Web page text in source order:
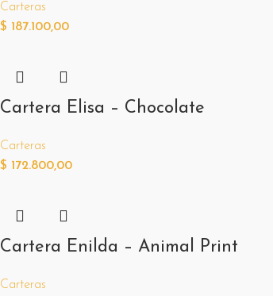
Carteras
$ 187.100,00
Cartera Elisa – Chocolate
Carteras
$ 172.800,00
Cartera Enilda – Animal Print
Carteras